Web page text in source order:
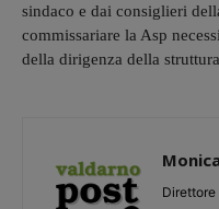
sindaco e dai consiglieri
commissariare la Asp
della dirigenza della
Direttore